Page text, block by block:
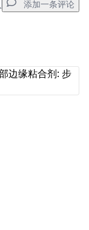
添加一条评论